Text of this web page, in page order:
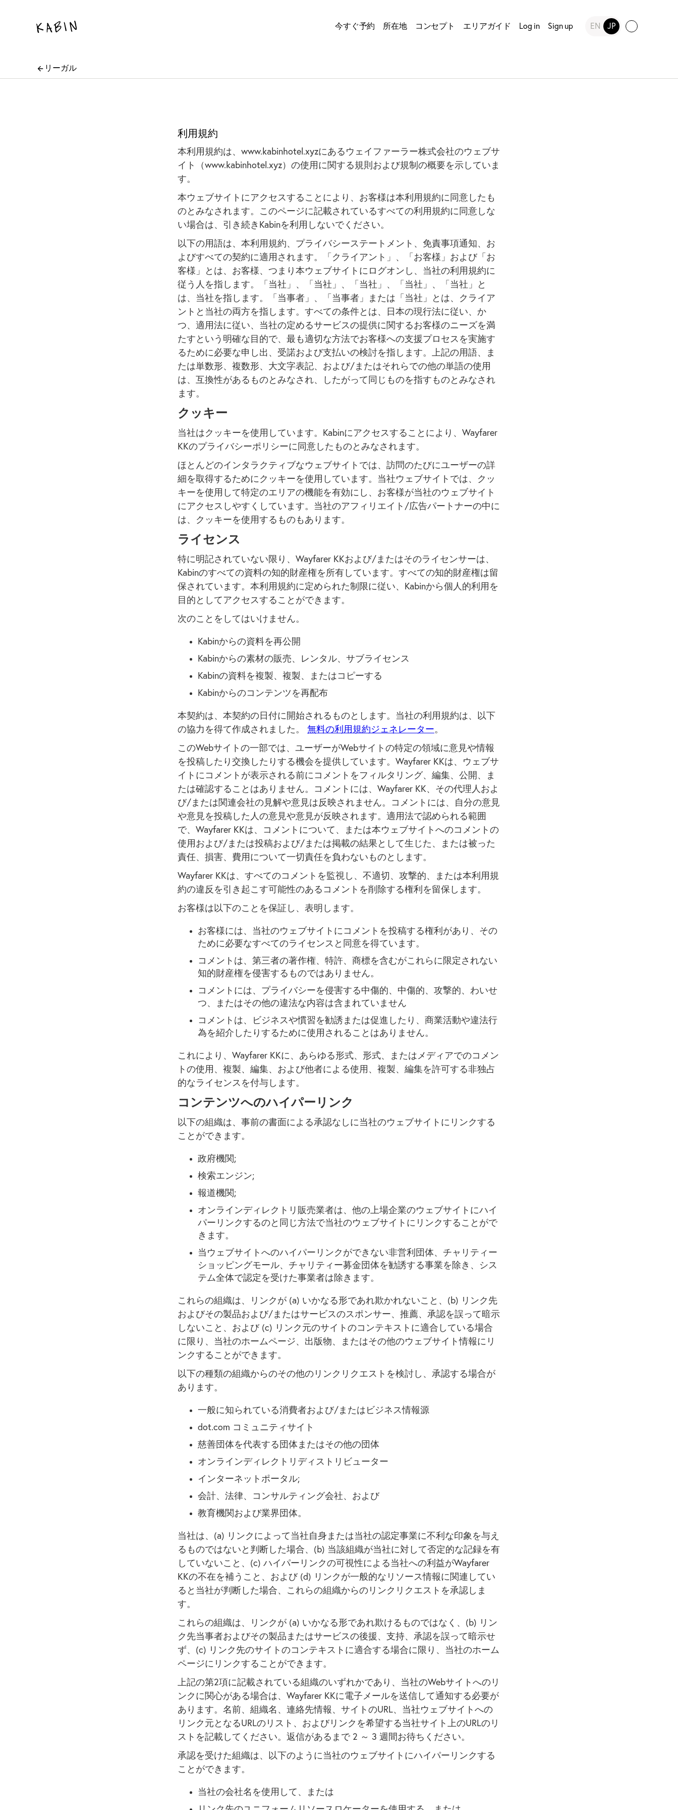
今すぐ予約 所在地 コンセプト エリアガイド Log in Sign up EN JP
リーガル
利用規約
本利用規約は、www.kabinhotel.xyzにあるウェイファーラー株式会社のウェブサ
イト（www.kabinhotel.xyz）の使用に関する規則および規制の概要を示していま
す。
本ウェブサイトにアクセスすることにより、お客様は本利用規約に同意したも
のとみなされます。このページに記載されているすべての利用規約に同意しな
い場合は、引き続きKabinを利用しないでください。
以下の用語は、本利用規約、プライバシーステートメント、免責事項通知、お
よびすべての契約に適用されます。「クライアント」、「お客様」および「お
客様」とは、お客様、つまり本ウェブサイトにログオンし、当社の利用規約に
従う人を指します。「当社」、「当社」、「当社」、「当社」、「当社」と
は、当社を指します。「当事者」、「当事者」または「当社」とは、クライア
ントと当社の両方を指します。すべての条件とは、日本の現行法に従い、か
つ、適用法に従い、当社の定めるサービスの提供に関するお客様のニーズを満
たすという明確な目的で、最も適切な方法でお客様への支援プロセスを実施す
るために必要な申し出、受諾および支払いの検討を指します。上記の用語、ま
たは単数形、複数形、大文字表記、および/またはそれらでの他の単語の使用
は、互換性があるものとみなされ、したがって同じものを指すものとみなされ
ます。
クッキー
当社はクッキーを使用しています。Kabinにアクセスすることにより、Wayfarer
KKのプライバシーポリシーに同意したものとみなされます。
ほとんどのインタラクティブなウェブサイトでは、訪問のたびにユーザーの詳
細を取得するためにクッキーを使用しています。当社ウェブサイトでは、クッ
キーを使用して特定のエリアの機能を有効にし、お客様が当社のウェブサイト
にアクセスしやすくしています。当社のアフィリエイト/広告パートナーの中に
は、クッキーを使用するものもあります。
ライセンス
特に明記されていない限り、Wayfarer KKおよび/またはそのライセンサーは、
Kabinのすべての資料の知的財産権を所有しています。すべての知的財産権は留
保されています。本利用規約に定められた制限に従い、Kabinから個人的利用を
目的としてアクセスすることができます。
次のことをしてはいけません。
Kabinからの資料を再公開
Kabinからの素材の販売、レンタル、サブライセンス
Kabinの資料を複製、複製、またはコピーする
Kabinからのコンテンツを再配布
本契約は、本契約の日付に開始されるものとします。当社の利用規約は、以下
の協力を得て作成されました。 無料の利用規約ジェネレーター。
このWebサイトの一部では、ユーザーがWebサイトの特定の領域に意見や情報
を投稿したり交換したりする機会を提供しています。Wayfarer KKは、ウェブサ
イトにコメントが表示される前にコメントをフィルタリング、編集、公開、ま
たは確認することはありません。コメントには、Wayfarer KK、その代理人およ
び/または関連会社の見解や意見は反映されません。コメントには、自分の意見
や意見を投稿した人の意見や意見が反映されます。適用法で認められる範囲
で、Wayfarer KKは、コメントについて、または本ウェブサイトへのコメントの
使用および/または投稿および/または掲載の結果として生じた、または被った
責任、損害、費用について一切責任を負わないものとします。
Wayfarer KKは、すべてのコメントを監視し、不適切、攻撃的、または本利用規
約の違反を引き起こす可能性のあるコメントを削除する権利を留保します。
お客様は以下のことを保証し、表明します。
お客様には、当社のウェブサイトにコメントを投稿する権利があり、その
ために必要なすべてのライセンスと同意を得ています。
コメントは、第三者の著作権、特許、商標を含むがこれらに限定されない
知的財産権を侵害するものではありません。
コメントには、プライバシーを侵害する中傷的、中傷的、攻撃的、わいせ
つ、またはその他の違法な内容は含まれていません
コメントは、ビジネスや慣習を勧誘または促進したり、商業活動や違法行
為を紹介したりするために使用されることはありません。
これにより、Wayfarer KKに、あらゆる形式、形式、またはメディアでのコメン
トの使用、複製、編集、および他者による使用、複製、編集を許可する非独占
的なライセンスを付与します。
コンテンツへのハイパーリンク
以下の組織は、事前の書面による承認なしに当社のウェブサイトにリンクする
ことができます。
政府機関;
検索エンジン;
報道機関;
オンラインディレクトリ販売業者は、他の上場企業のウェブサイトにハイ
パーリンクするのと同じ方法で当社のウェブサイトにリンクすることがで
きます。
当ウェブサイトへのハイパーリンクができない非営利団体、チャリティー
ショッピングモール、チャリティー募金団体を勧誘する事業を除き、シス
テム全体で認定を受けた事業者は除きます。
これらの組織は、リンクが (a) いかなる形であれ欺かれないこと、(b) リンク先
およびその製品および/またはサービスのスポンサー、推薦、承認を誤って暗示
しないこと、および (c) リンク元のサイトのコンテキストに適合している場合
に限り、当社のホームページ、出版物、またはその他のウェブサイト情報にリ
ンクすることができます。
以下の種類の組織からのその他のリンクリクエストを検討し、承認する場合が
あります。
一般に知られている消費者および/またはビジネス情報源
dot.com コミュニティサイト
慈善団体を代表する団体またはその他の団体
オンラインディレクトリディストリビューター
インターネットポータル;
会計、法律、コンサルティング会社、および
教育機関および業界団体。
当社は、(a) リンクによって当社自身または当社の認定事業に不利な印象を与え
るものではないと判断した場合、(b) 当該組織が当社に対して否定的な記録を有
していないこと、(c) ハイパーリンクの可視性による当社への利益がWayfarer
KKの不在を補うこと、および (d) リンクが一般的なリソース情報に関連してい
ると当社が判断した場合、これらの組織からのリンクリクエストを承認しま
す。
これらの組織は、リンクが (a) いかなる形であれ欺けるものではなく、(b) リン
ク先当事者およびその製品またはサービスの後援、支持、承認を誤って暗示せ
ず、(c) リンク先のサイトのコンテキストに適合する場合に限り、当社のホーム
ページにリンクすることができます。
上記の第2項に記載されている組織のいずれかであり、当社のWebサイトへのリ
ンクに関心がある場合は、Wayfarer KKに電子メールを送信して通知する必要が
あります。名前、組織名、連絡先情報、サイトのURL、当社ウェブサイトへの
リンク元となるURLのリスト、およびリンクを希望する当社サイト上のURLのリ
ストを記載してください。返信があるまで 2 ～ 3 週間お待ちください。
承認を受けた組織は、以下のように当社のウェブサイトにハイパーリンクする
ことができます。
当社の会社名を使用して、または